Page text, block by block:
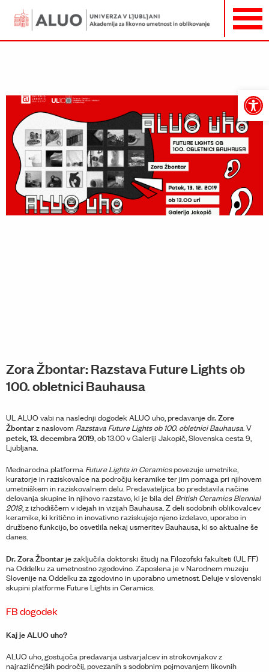
Open
toolbar
Zora Žbontar: Razstava Future Lights ob
100. obletnici Bauhausa
UL ALUO vabi na naslednji dogodek ALUO uho, predavanjedr. Zore
Žbontarz naslovom Razstava Future Lights ob 100. obletnici Bauhausa. V
petek, 13. decembra 2019, ob 13.00 v Galeriji Jakopič, Slovenska cesta 9,
Ljubljana.
Mednarodna platforma Future Lights in Ceramicspovezuje umetnike,
kuratorje in raziskovalce na področju keramike ter jim pomaga pri njihovem
umetniškem in raziskovalnem delu. Predavateljica bo predstavila načine
delovanja skupine in njihovo razstavo, ki je bila del British Ceramics Biennial
2019, z izhodiščem v idejah in vizijah Bauhausa. Z deli sodobnih oblikovalcev
keramike, ki kritično in inovativno raziskujejo njeno izdelavo, uporabo in
družbeno funkcijo, bo osvetlila nekaj usmeritev Bauhausa, ki so aktualne še
danes.
Dr. Zora Žbontarje zaključila doktorski študij na Filozofski fakulteti (UL FF)
na Oddelku za umetnostno zgodovino. Zaposlena je v Narodnem muzeju
Slovenije na Oddelku za zgodovino in uporabno umetnost. Deluje v slovenski
skupini platforme Future Lights in Ceramics.
FB dogodek
Kaj je ALUO uho?
ALUO uho, gostujoča predavanja ustvarjalcev in strokovnjakov z
najrazličnejših področij, povezanih s sodobnim pojmovanjem likovnih